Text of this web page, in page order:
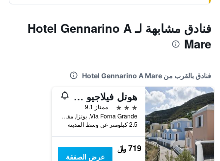
فنادق مشابهة لـ Hotel Gennarino A
Mare
فنادق بالقرب من Hotel Gennarino A Mare
هوتل فيلاجيو دي بيسكاتوري
3 نجوم
ممتاز 9.1
Via Forna Grande, بونزا, مقاطعة لاتينا, إيطاليا
2.5 كيلومتر عن وسط المدينة
719 ﷼
عرض الصفقة